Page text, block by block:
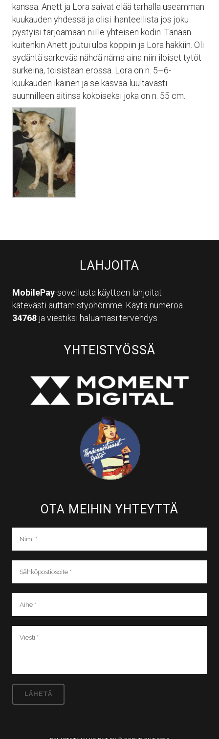
kanssa. Anett ja Lora saivat elää tarhalla useamman
kuukauden yhdessä ja olisi ihanteellista jos joku
pystyisi tarjoamaan niille yhteisen kodin. Tänään
kuitenkin Anett joutui ulos koppiin ja Lora häkkiin. Oli
sydäntä särkevää nähdä nämä aina niin iloiset tytöt
surkeina, toisistaan erossa. Lora on n. 5–6-
kuukauden ikäinen ja se kasvaa luultavasti
suunnilleen äitinsä kokoiseksi joka on n. 55 cm.
LAHJOITA
MobilePay-sovellusta käyttäen lahjoitat
kätevästi auttamistyöhömme. Käytä numeroa
34768 ja viestiksi haluamasi tervehdys
YHTEISTYÖSSÄ
OTA MEIHIN YHTEYTTÄ​